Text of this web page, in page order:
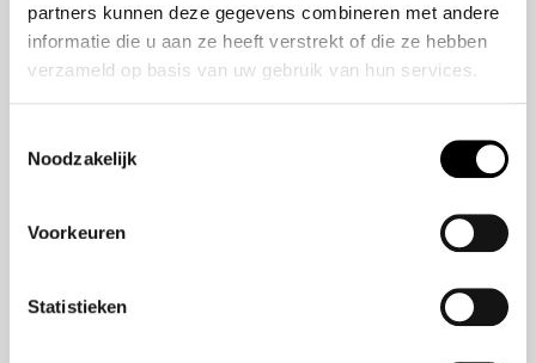
partners kunnen deze gegevens combineren met andere
informatie die u aan ze heeft verstrekt of die ze hebben
verzameld op basis van uw gebruik van hun services.
Noodzakelijk
Voorkeuren
Statistieken
Prelude e:HEV